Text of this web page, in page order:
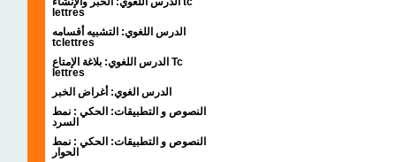
lettres
الدرس اللغوي: التشبيه أقسامه
tclettres
الدرس اللغوي: بلاغة الإمتاع Tc
lettres
الدرس الغوي: أغراض الخبر
النصوص و التطبيقات: الحكي : نمط
السرد
النصوص و التطبيقات: الحكي : نمط
الحوار